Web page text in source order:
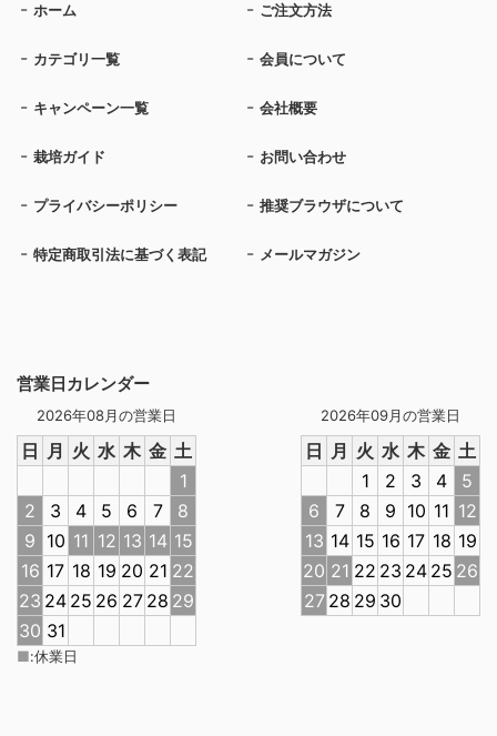
営業日カレンダー
2026年08月の営業日
日 月 火 水 木 金 土
1
2
3 4 5 6 7
8
9 10 11 12 13 14 15
16 17 18 19 20 21 22
23 24 25 26 27 28 29
30 31
2026年09月の営業日
日 月 火 水 木 金 土
1
2 3 4
5
6
7 8 9 10 11 12
13 14 15 16 17 18 19
20 21 22 23 24 25 26
27 28 29 30
■:休業日
ホーム ご注文方法
カテゴリ一覧 会員について
キャンペーン一覧 会社概要
栽培ガイド お問い合わせ
プライバシーポリシー 推奨ブラウザについて
特定商取引法に基づく表記 メールマガジン